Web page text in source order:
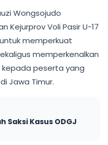
Wongsojudo
Kejurprov Voli Pasir U-17
memperkuat
memperkenalkan
peserta yang
Jawa Timur.
Saksi Kasus ODGJ